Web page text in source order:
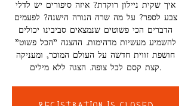
איך שקית ניילון רוקדת? איזה סיפורים יש לדלי
צבע לספר? על מה שרה הנורה הישנה? לפעמים
הדברים הכי פשוטים שנמצאים סביבינו יכולים
להשמיע מעשיות מדהימות. ההצגה "הכל פשוט"
חושפת זווית חדשה על העולם המוכר, ומעניקה
קצת קסם לכל צופה. הצגה ללא מילים.